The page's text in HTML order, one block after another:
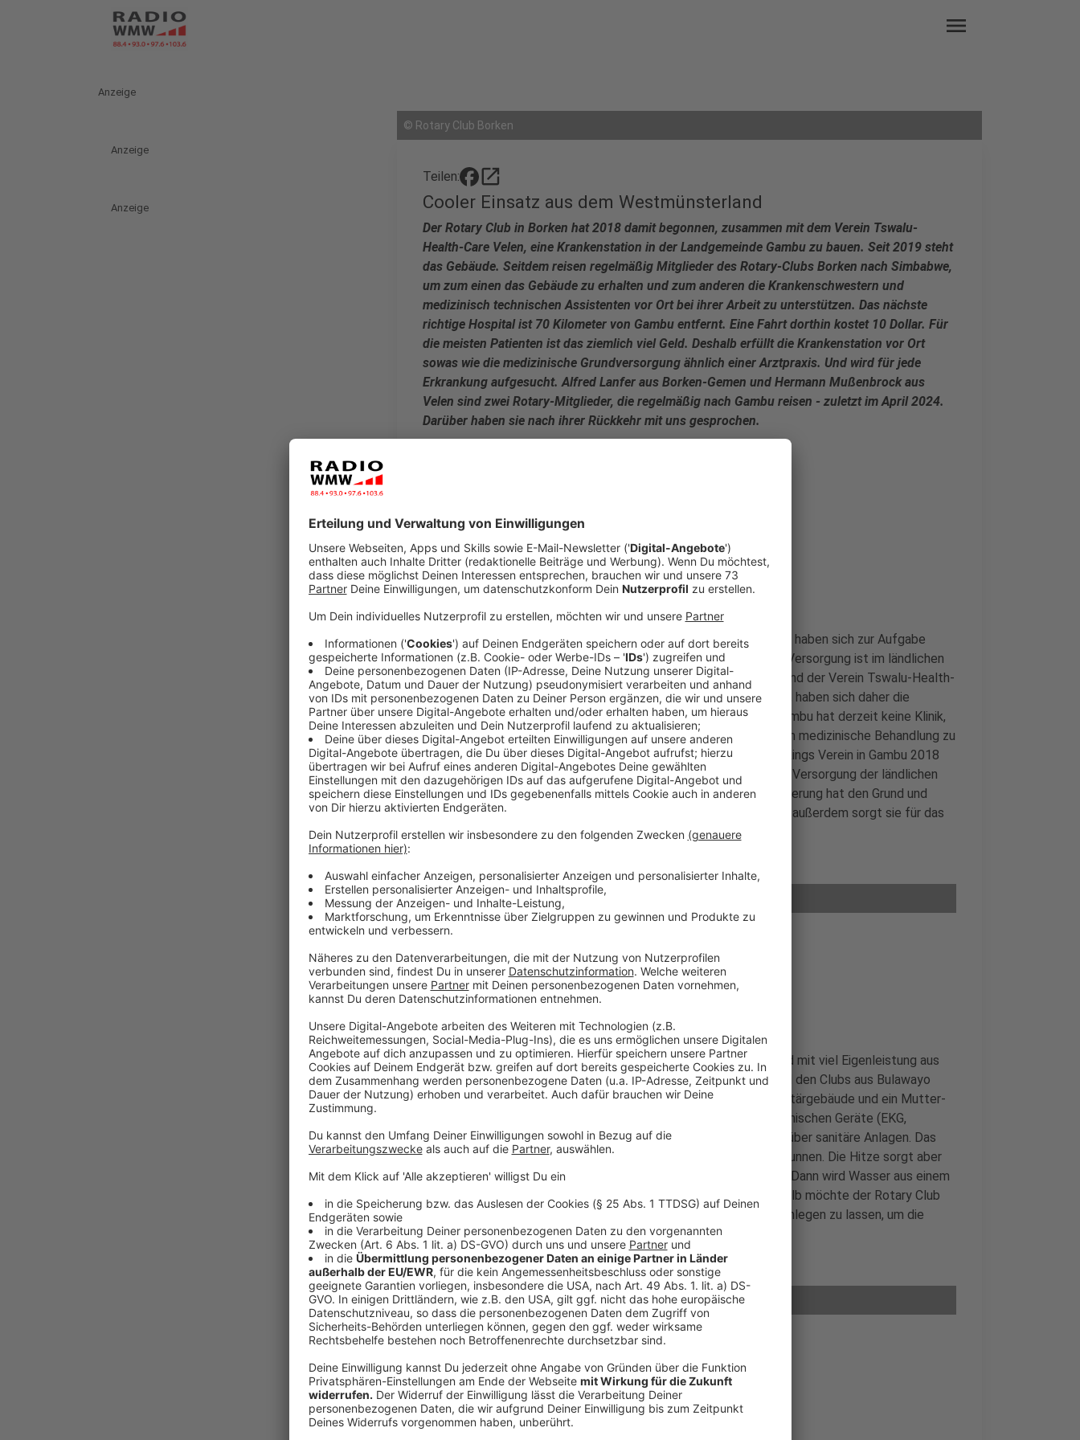
menu
Anzeige
Anzeige
Anzeige
© Rotary Club Borken
Teilen: open_in_new
Cooler Einsatz aus dem Westmünsterland
Der Rotary Club in Borken hat 2018 damit begonnen, zusammen mit dem Verein Tswalu-
Health-Care Velen, eine Krankenstation in der Landgemeinde Gambu zu bauen. Seit 2019 steht
das Gebäude. Seitdem reisen regelmäßig Mitglieder des Rotary-Clubs Borken nach Simbabwe,
um zum einen das Gebäude zu erhalten und zum anderen die Krankenschwestern und
medizinisch technischen Assistenten vor Ort bei ihrer Arbeit zu unterstützen. Das nächste
richtige Hospital ist 70 Kilometer von Gambu entfernt. Eine Fahrt dorthin kostet 10 Dollar. Für
die meisten Patienten ist das ziemlich viel Geld. Deshalb erfüllt die Krankenstation vor Ort
sowas wie die medizinische Grundversorgung ähnlich einer Arztpraxis. Und wird für jede
Erkrankung aufgesucht. Alfred Lanfer aus Borken-Gemen und Hermann Mußenbrock aus
Velen sind zwei Rotary-Mitglieder, die regelmäßig nach Gambu reisen - zuletzt im April 2024.
Darüber haben sie nach ihrer Rückkehr mit uns gesprochen.
Gesundheitsprojekt Simbabwe
Anzeige
Der Rotary-Club Borken und der Verein Tswalu-Health-Care Velen haben sich zur Aufgabe
gestellt den Notstand im Simbabwe zu lindern. Die medizinische Versorgung ist im ländlichen
Bereich Simbabwes oft nicht gegeben. Der Rotary-Club-Borken und der Verein Tswalu-Health-
Care Velen, dessen Vorsitzender Dr. Ludwig Föcking aus Velen ist, haben sich daher die
Aufgabe gestellt, diesen Notstand zu lindern. Die Gemeinde in Gambu hat derzeit keine Klinik,
Kranke müssen etwa 15 Kilometer (häufig zu Fuß) zurücklegen, um medizinische Behandlung zu
erhalten. Deshalb hat der Rotary Club Borken zusammen mit Föckings Verein in Gambu 2018
eine Krankenstation aufgebaut. Hauptziel dabei: Die medizinische Versorgung der ländlichen
Bevölkerung sowie die Ausbildung des Personals vor Ort. Die Regierung hat den Grund und
Boden für den Aufbau der Krankenstation zur Verfügung gestellt, außerdem sorgt sie für das
Personal.
©Rotary Club Borken
Anzeige
Rotary Club Borken hat technische Geräte beschafft
Anzeige
Im ersten Schritt wurden durch den Verein Tswalu Healthcare und mit viel Eigenleistung aus
der Gemeinde Gambu sowie mithilfe des Rotary-Clubs Borken und den Clubs aus Bulawayo
South und Plumtree ein Hauptgebäude, ein Schwesternhaus, Sanitärgebäude und ein Mutter-
und-Kind Gebäude erstellt. Der Rotary Club Borken hat die medizinischen Geräte (EKG,
Ultraschall, Röntgen, Labor) beschafft. Die Station verfügt auch über sanitäre Anlagen. Das
Wasser dazu kommt aus einem eigenen 60 Meter - tiefen Hausbrunnen. Die Hitze sorgt aber
dafür, dass dieser Brunnen oft an seine Kapazitätsgrenzen stößt. Dann wird Wasser aus einem
nahen Fluß beschafft, der allerdings stark verschmutzt ist. Deshalb möchte der Rotary Club
Borken im Frühjahr 2025 damit beginnen, einen tieferen Brunnen anlegen zu lassen, um die
Wasserversorgung zu optimieren.
Anzeige
©Rotary Club Borken
Anzeige
Toll, dass es solche Leute bei uns in der Region gibt
Anzeige